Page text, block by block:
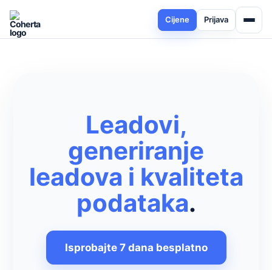
Cijene Prijava
Leadovi,
generiranje
leadova i kvaliteta
podataka.
Isprobajte 7 dana besplatno